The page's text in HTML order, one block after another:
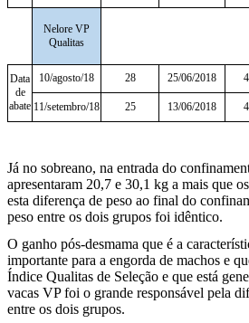
Nelore VP
Qualitas
Data
de
abate
10/agosto/18 28 25/06/2018
11/setembro/18 25 13/06/2018
Já no sobreano, na entrada do
apresentaram 20,7 e 30,1 kg a mais que
esta diferença de peso ao final do
peso entre os dois grupos foi idêntico.
O ganho pós-desmama que é a
importante para a engorda de machos e
Índice Qualitas de Seleção e que está
vacas VP foi o grande responsável pela
entre os dois grupos.